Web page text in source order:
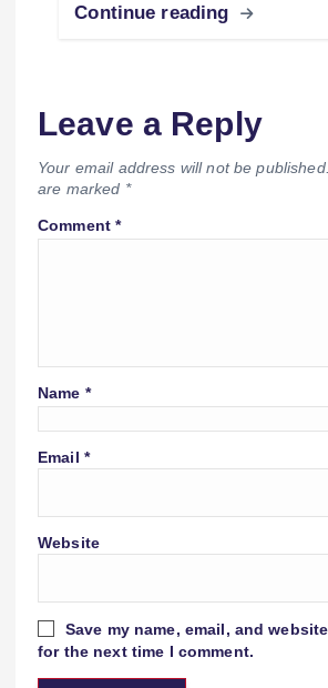
Continue reading
Leave a Reply
Your email address will not be published.
are marked *
Comment*
Name *
Email *
Website
Save my name, email, and
for the next time I comment.